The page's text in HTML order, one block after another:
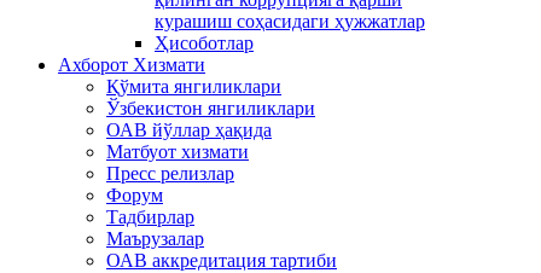
курашиш соҳасидаги ҳужжатлар
Ҳисоботлар
Ахборот Хизмати
Қўмита янгиликлари
Ўзбекистон янгиликлари
ОАВ йўллар ҳақида
Матбуот xизмати
Пресс релизлар
Форум
Тадбирлар
Маърузалар
ОАВ аккредитация тартиби